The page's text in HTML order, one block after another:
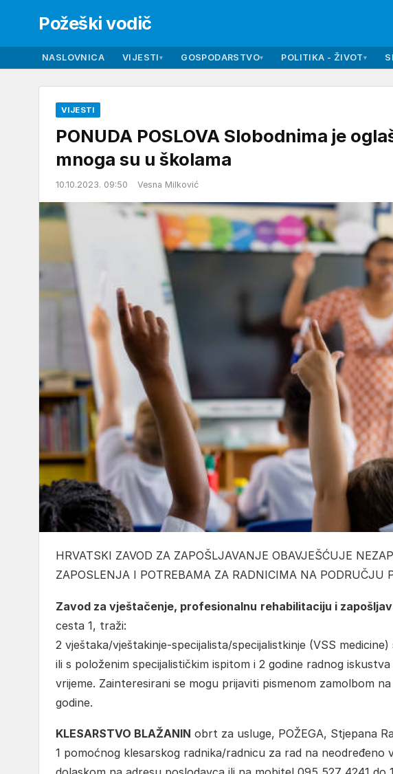
Požeški vodič
NASLOVNICA VIJESTI▾ GOSPODARSTVO▾ POLITIKA - ŽIVOT▾
VIJESTI
PONUDA POSLOVA Slobodnima je
mnoga su u školama
10.10.2023. 09:50 Vesna Milković
HRVATSKI ZAVOD ZA ZAPOŠLJAVANJE OBAVJEŠĆUJE
ZAPOSLENJA I POTREBAMA ZA RADNICIMA NA PODRUČJU
Zavod za vještačenje, profesionalnu rehabilitaciju i
cesta 1, traži:
2 vještaka/vještakinje-specijalista/specijalistkinje (VSS
ili s položenim specijalističkim ispitom i 2 godine radnog
vrijeme. Zainteresirani se mogu prijaviti pismenom zamolbom
godine.
KLESARSTVO BLAŽANIN obrt za usluge, POŽEGA, Stjepana
1 pomoćnog klesarskog radnika/radnicu za rad na neodređeno